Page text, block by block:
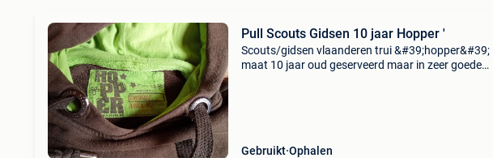
Pull Scouts Gidsen 10 jaar Hopper '
Scouts/gidsen vlaanderen trui &#39;hopper&#39;
maat 10 jaar oud geserveerd maar in zeer goede
Gebruikt Ophalen